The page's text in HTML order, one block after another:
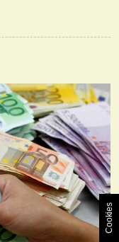
Cookies